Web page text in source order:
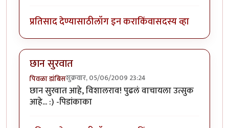
प्रतिसाद देण्यासाठीलॉग इन कराकिंवासदस्य व्हा
छान सुरवात
पिवळा डांबिसशुक्रवार, 05/06/2009 23:24
छान सुरवात आहे, विशालराव! पुढलं वाचायला उत्सुक
आहे... :) -पिडांकाका